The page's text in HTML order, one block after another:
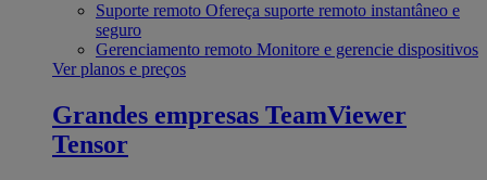
Suporte remoto Ofereça suporte remoto instantâneo e
seguro
Gerenciamento remoto Monitore e gerencie dispositivos
Ver planos e preços
Grandes empresas TeamViewer
Tensor